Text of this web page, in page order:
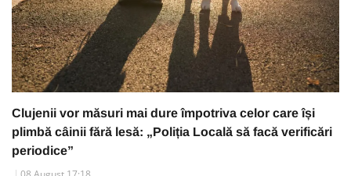
Clujenii vor măsuri mai dure împotriva celor care își
plimbă câinii fără lesă: „Poliția Locală să facă verificări
periodice”